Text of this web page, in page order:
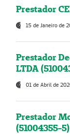
Prestador
15 de Janeiro de
Prestador
LTDA
01 de Abril de
Prestador
(51004355-5)